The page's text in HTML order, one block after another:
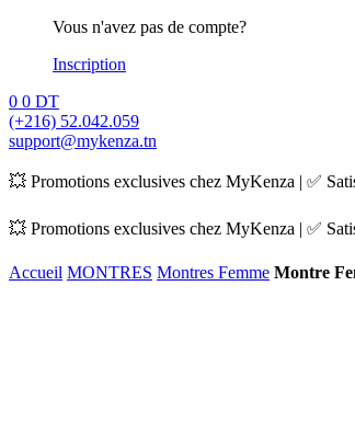
Vous n'avez pas de compte?
Inscription
0 0 DT
(+216) 52.042.059
support@mykenza.tn
💥 Promotions exclusives chez MyKenza | ✅
💥 Promotions exclusives chez MyKenza | ✅
Accueil MONTRES Montres Femme Montre